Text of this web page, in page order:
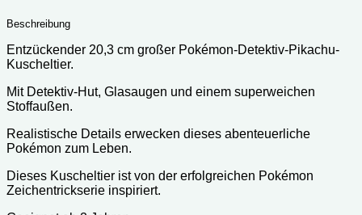
Beschreibung
Entzückender 20,3 cm großer Pokémon-Detektiv-Pikachu-
Kuscheltier.
Mit Detektiv-Hut, Glasaugen und einem superweichen
Stoffaußen.
Realistische Details erwecken dieses abenteuerliche
Pokémon zum Leben.
Dieses Kuscheltier ist von der erfolgreichen Pokémon
Zeichentrickserie inspiriert.